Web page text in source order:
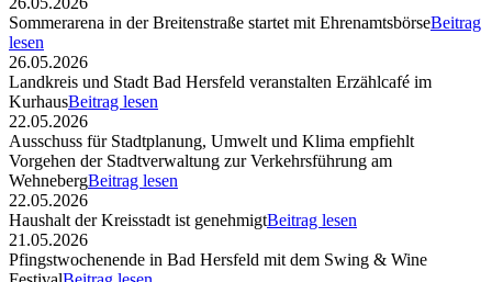
Sommerarena in der Breitenstraße startet mit EhrenamtsbörseBeitrag
lesen
26.05.2026
Landkreis und Stadt Bad Hersfeld veranstalten Erzählcafé im
KurhausBeitrag lesen
22.05.2026
Ausschuss für Stadtplanung, Umwelt und Klima empfiehlt
Vorgehen der Stadtverwaltung zur Verkehrsführung am
WehnebergBeitrag lesen
22.05.2026
Haushalt der Kreisstadt ist genehmigtBeitrag lesen
21.05.2026
Pfingstwochenende in Bad Hersfeld mit dem Swing & Wine